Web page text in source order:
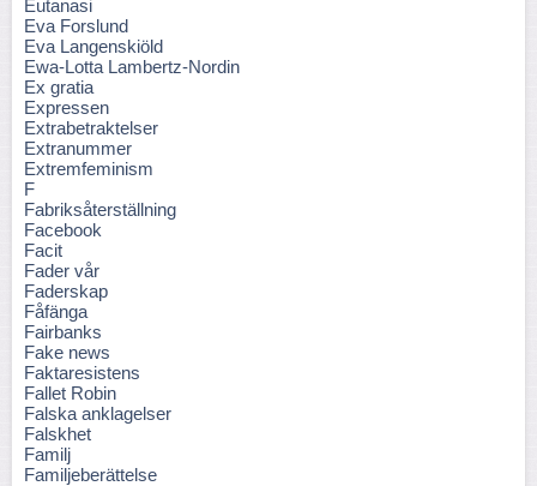
Eutanasi
Eva Forslund
Eva Langenskiöld
Ewa-Lotta Lambertz-Nordin
Ex gratia
Expressen
Extrabetraktelser
Extranummer
Extremfeminism
F
Fabriksåterställning
Facebook
Facit
Fader vår
Faderskap
Fåfänga
Fairbanks
Fake news
Faktaresistens
Fallet Robin
Falska anklagelser
Falskhet
Familj
Familjeberättelse